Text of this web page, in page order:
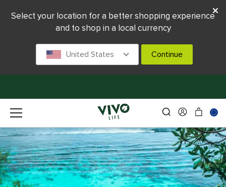
Select your location for a better shopping experience
and to shop in a local currency
United States Continue